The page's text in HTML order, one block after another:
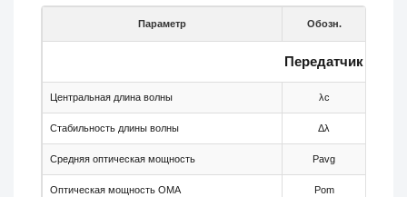
Параметр Обозн.
Передатчик
Центральная длина волны λc
Стабильность длины волны Δλ
Средняя оптическая мощность Pavg
Оптическая мощность OMA Pom